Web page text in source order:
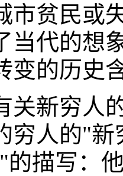
市贫民或
当代的想
变的历史
关新穷人
穷人的"
的描写：